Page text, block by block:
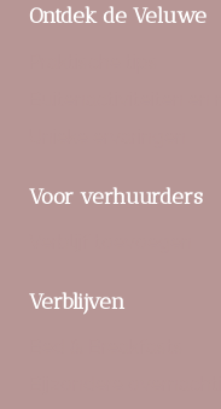
Ontdek de Veluwe
Voor verhuurders
Verblijven